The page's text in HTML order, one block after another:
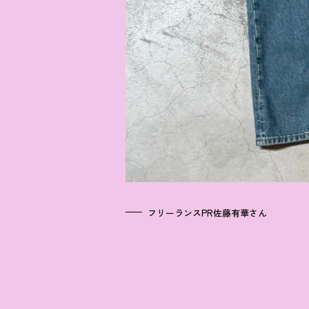
フリーランスPR佐藤有華さん